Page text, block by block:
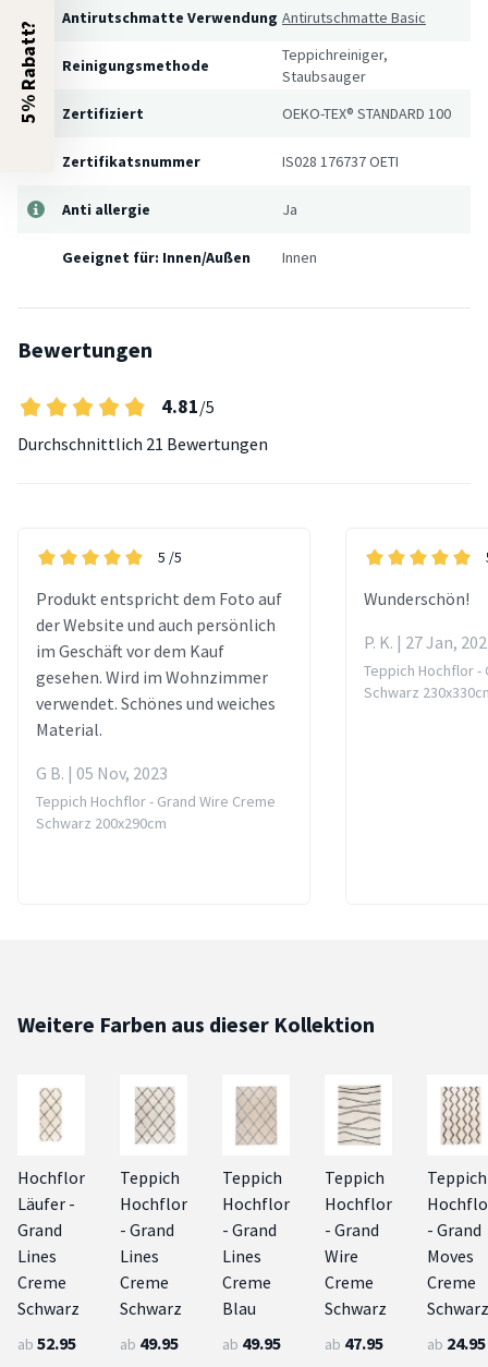
Antirutschmatte Verwendung Antirutschmatte Basic
Reinigungsmethode
Teppichreiniger,
Staubsauger
Zertifiziert
OEKO-TEX® STANDARD 100
Zertifikatsnummer IS028 176737 OETI
Anti allergie Ja
Geeignet für: Innen/Außen Innen
Bewertungen
4.81/5
Durchschnittlich 21 Bewertungen
5 /5
Produkt entspricht dem Foto auf
der Website und auch persönlich
im Geschäft vor dem Kauf
gesehen. Wird im Wohnzimmer
verwendet. Schönes und weiches
Material.
G B. | 05 Nov, 2023
Teppich Hochflor - Grand Wire Creme
Schwarz 200x290cm
Wunderschön!
P. K. | 27 Jan,
Teppich Hochflor -
Schwarz
Weitere Farben aus dieser Kollektion
Hochflor
Läufer -
Grand
Lines
Creme
Schwarz
ab 52.95
Teppich
Hochflor
- Grand
Lines
Creme
Schwarz
ab 49.95
Teppich
Hochflor
- Grand
Lines
Creme
Blau
ab 49.95
Teppich
Hochflor
- Grand
Wire
Creme
Schwarz
ab 47.95
Teppich
- Grand
Moves
Creme
Schwarz
ab 24.95
5% Rabatt?